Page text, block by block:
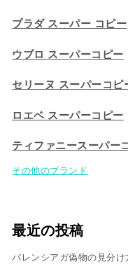
プラダ スーパー コピー
ウブロ スーパーコピー
セリーヌ スーパーコピ
ロエベ スーパーコピー
ティファニースーパー
その他のブランド
最近の投稿
バレンシアガ偽物の見分